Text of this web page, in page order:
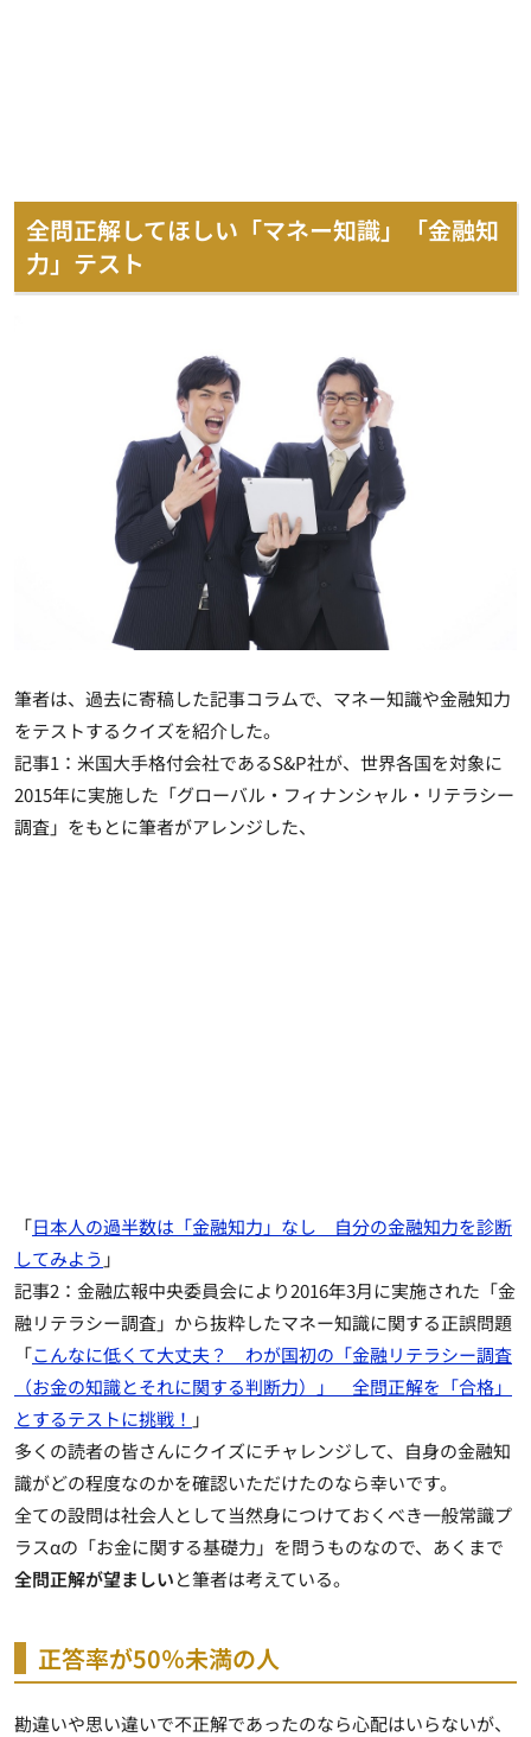
全問正解してほしい「マネー知識」「金融知
力」テスト
筆者は、過去に寄稿した記事コラムで、マネー知識や金融知力
をテストするクイズを紹介した。
記事1：米国大手格付会社であるS&P社が、世界各国を対象に
2015年に実施した「グローバル・フィナンシャル・リテラシー
調査」をもとに筆者がアレンジした、
「日本人の過半数は「金融知力」なし 自分の金融知力を診断
してみよう 」
記事2：金融広報中央委員会により2016年3月に実施された「金
融リテラシー調査」から抜粋したマネー知識に関する正誤問題
「こんなに低くて大丈夫？ わが国初の「金融リテラシー調査
（お金の知識とそれに関する判断力）」 全問正解を「合格」
とするテストに挑戦！ 」
多くの読者の皆さんにクイズにチャレンジして、自身の金融知
識がどの程度なのかを確認いただけたのなら幸いです。
全ての設問は社会人として当然身につけておくべき一般常識プ
ラスαの「お金に関する基礎力」を問うものなので、あくまで
全問正解が望ましいと筆者は考えている。
正答率が50％未満の人
勘違いや思い違いで不正解であったのなら心配はいらないが、